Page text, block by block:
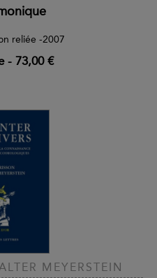
reliée -2007
- 73,00 €
MEYERSTEIN